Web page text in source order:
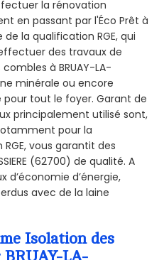
la rénovation
en passant par l'Éco Prêt à
la qualification RGE, qui
des travaux de
à BRUAY-LA-
minérale ou encore
tout le foyer. Garant de
principalement utilisé sont,
pour la
vous garantit des
(62700) de qualité. A
d’économie d’énergie,
avec de la laine
Isolation des
BRUAY-LA-